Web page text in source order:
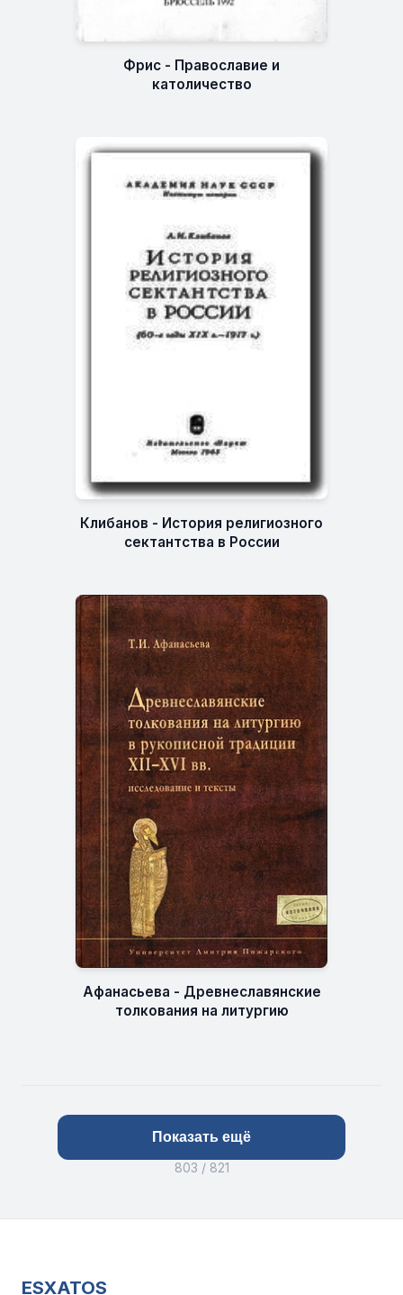
Фрис - Православие и
католичество
Клибанов - История религиозного
сектантства в России
Афанасьева - Древнеславянские
толкования на литургию
Показать ещё
803 / 821
ESXATOS